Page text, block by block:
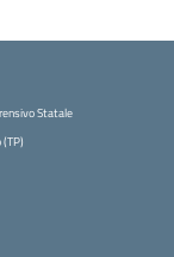
Statale